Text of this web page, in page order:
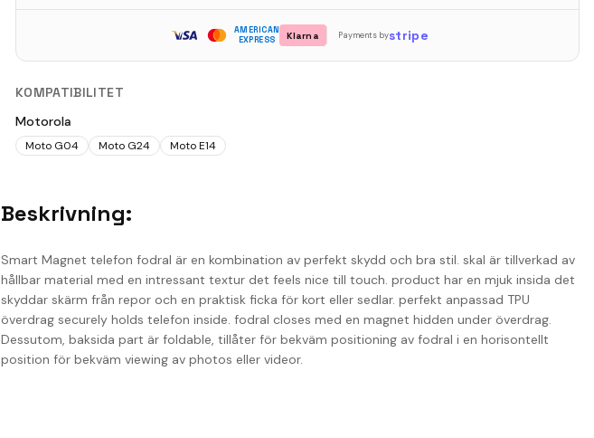
AMERICAN
EXPRESS
Klarna Payments bystripe
KOMPATIBILITET
Motorola
Moto G04 Moto G24 Moto E14
Beskrivning:
Smart Magnet telefon fodral är en kombination av perfekt skydd och bra stil. skal är tillverkad av
hållbar material med en intressant textur det feels nice till touch. product har en mjuk insida det
skyddar skärm från repor och en praktisk ficka för kort eller sedlar. perfekt anpassad TPU
överdrag securely holds telefon inside. fodral closes med en magnet hidden under överdrag.
Dessutom, baksida part är foldable, tillåter för bekväm positioning av fodral i en horisontellt
position för bekväm viewing av photos eller videor.